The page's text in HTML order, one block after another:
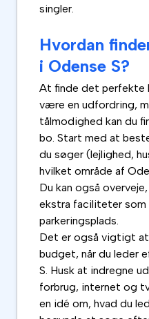
singler.
Hvordan
i Odense S?
At finde det perfekte
være en udfordring,
tålmodighed kan du
bo. Start med at
du søger (lejlighed,
hvilket område af
Du kan også
ekstra faciliteter som
parkeringsplads.
Det er også vigtigt
budget, når du leder
S. Husk at indregne
forbrug, internet og
en idé om, hvad du